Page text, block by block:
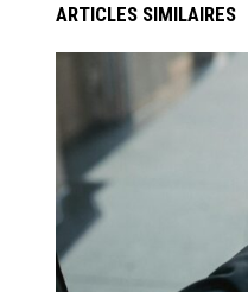
ARTICLES SIMILAIRES